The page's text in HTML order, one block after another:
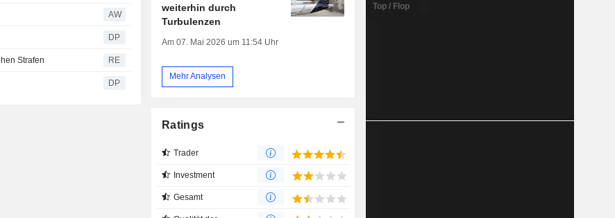
AW
DP
Strafen RE
DP
weiterhin durch
Turbulenzen
Am 07. Mai 2026 um 11:54 Uhr
Mehr Analysen
Ratings
Trader
Investment
Gesamt
Top / Flop